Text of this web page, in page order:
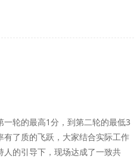
轮的最高1分，到第二轮的最低3
了质的飞跃，大家结合实际工作
的引导下，现场达成了一致共